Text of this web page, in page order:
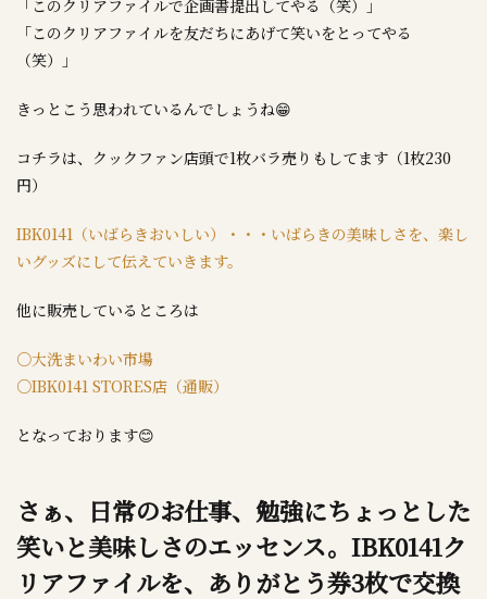
「このクリアファイルで企画書提出してやる（笑）」
「このクリアファイルを友だちにあげて笑いをとってやる
（笑）」
きっとこう思われているんでしょうね😁
コチラは、クックファン店頭で1枚バラ売りもしてます（1枚230
円）
IBK0141（いばらきおいしい）・・・いばらきの美味しさを、楽し
いグッズにして伝えていきます。
他に販売しているところは
○大洗まいわい市場
○IBK0141 STORES店（通販）
となっております😊
さぁ、日常のお仕事、勉強にちょっとした
笑いと美味しさのエッセンス。IBK0141ク
リアファイルを、ありがとう券3枚で交換